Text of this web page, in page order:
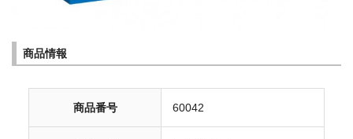
商品情報
商品番号 60042